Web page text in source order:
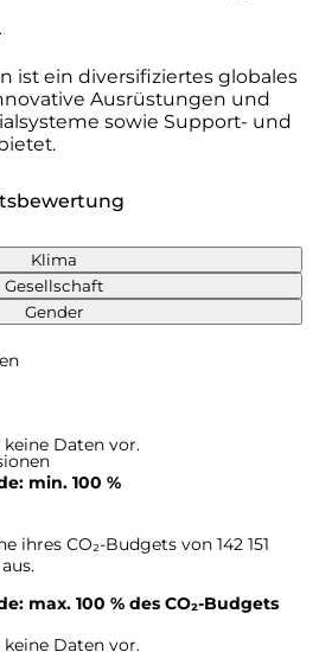
ist ein diversifiziertes globales
Ausrüstungen und
sowie Support- und
Klima
Gesellschaft
Gender
Daten vor.
min. 100 %
ihres CO₂-Budgets von 142 151
max. 100 % des CO₂-Budgets
Daten vor.